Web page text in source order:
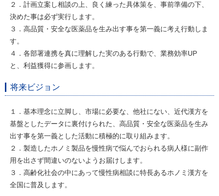
２．計画立案し相談の上、良く練った具体策を、事前準備の下、
決めた事は必ず実行します。
３．高品質・安全な医薬品を生み出す事を第一義に考え行動しま
す。
４．各部署連携を真に理解した実のある行動で、業務効率UP
と、利益獲得に参画します。
将来ビジョン
１．基本理念に立脚し、市場に必要な、他社にない、近代漢方を
基盤としたデータに裏付けられた、高品質・安全な医薬品を生み
出す事を第一義とした活動に積極的に取り組みます。
２．製造したホノミ製品を慢性病で悩んでおられる病人様に副作
用を出さず間違いのないようお届けします。
３．高齢化社会の中にあって慢性病相談に特長あるホノミ漢方を
全国に普及します。